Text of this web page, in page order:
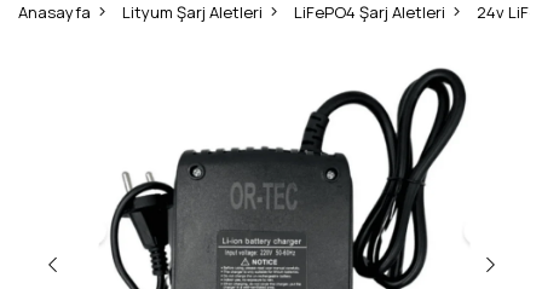
Anasayfa Lityum Şarj Aletleri LiFePO4 Şarj Aletleri 24v